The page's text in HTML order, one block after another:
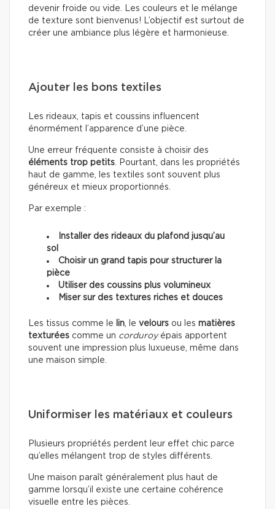
devenir froide ou vide. Les couleurs et le mélange
de texture sont bienvenus! L’objectif est surtout de
créer une ambiance plus légère et harmonieuse.
Ajouter les bons textiles
Les rideaux, tapis et coussins influencent
énormément l’apparence d’une pièce.
Une erreur fréquente consiste à choisir des
éléments trop petits. Pourtant, dans les propriétés
haut de gamme, les textiles sont souvent plus
généreux et mieux proportionnés.
Par exemple :
Installer des rideaux du plafond jusqu’au
sol
Choisir un grand tapis pour structurer la
pièce
Utiliser des coussins plus volumineux
Miser sur des textures riches et douces
Les tissus comme le lin, le velours ou les matières
texturées comme un corduroyépais apportent
souvent une impression plus luxueuse, même dans
une maison simple.
Uniformiser les matériaux et couleurs
Plusieurs propriétés perdent leur effet chic parce
qu’elles mélangent trop de styles différents.
Une maison paraît généralement plus haut de
gamme lorsqu’il existe une certaine cohérence
visuelle entre les pièces.